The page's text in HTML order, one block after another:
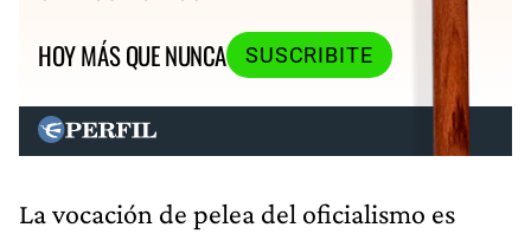
HOY MÁS QUE NUNCA
SUSCRIBITE
La vocación de pelea del oficialismo es